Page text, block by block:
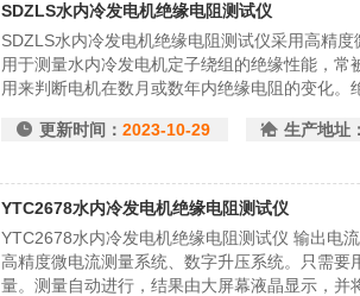
SDZLS水内冷发电机绝缘电阻测试仪
SDZLS水内冷发电机绝缘电阻测试仪采用高精
用于测量水内冷发电机定子绕组的绝缘性能，
用来判断电机在数月或数年内绝缘电阻的变化
微电流测量系统
更新时间： 2023-10-29 生产地址：
YTC2678水内冷发电机绝缘电阻测试仪
YTC2678水内冷发电机绝缘电阻测试仪 输出电
高精度微电流测量系统、数字升压系统。只需要
量。测量自动进行，结果由大屏幕液晶显示，并